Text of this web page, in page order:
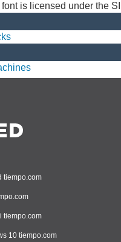
is licensed under the
tiempo.com
tiempo.com
10 tiempo.com